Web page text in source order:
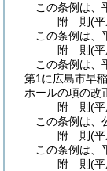
この条例は、
附 則(
この条例は、
附 則(
この条例は、
第1に広島市早
ホールの項の改
附 則(
この条例は、
附 則(
この条例は、
附 則(